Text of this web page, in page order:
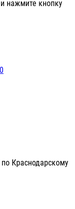
нажмите кнопку
Краснодарскому